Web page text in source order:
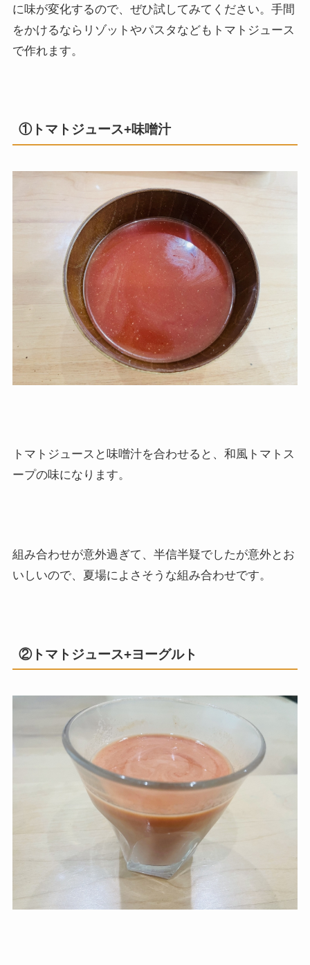
に味が変化するので、ぜひ試してみてください。手間
をかけるならリゾットやパスタなどもトマトジュース
で作れます。
①トマトジュース+味噌汁
トマトジュースと味噌汁を合わせると、和風トマトス
ープの味になります。
組み合わせが意外過ぎて、半信半疑でしたが意外とお
いしいので、夏場によさそうな組み合わせです。
②トマトジュース+ヨーグルト